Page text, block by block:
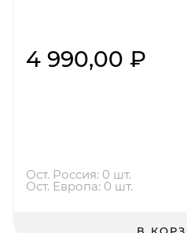
4 990,00 ₽
Ост. Россия: 0 шт.
Ост. Европа: 0 шт.
В